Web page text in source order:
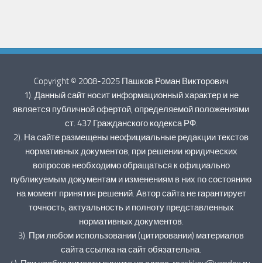
Copyright © 2008-2025 Пашков Роман Викторович
1). Данный сайт носит информационный характер и не
является публичной офертой, определяемой положениями
ст. 437 Гражданского кодекса РФ.
2). На сайте размещены неофициальные редакции текстов
нормативных документов, при решении юридических
вопросов необходимо обращаться к официально
публикуемым документам и изменениям в них по состоянию
на момент принятия решений. Автор сайта не гарантирует
точность, актуальность и полноту представленных
нормативных документов.
3). При любом использовании (цитировании) материалов
сайта ссылка на сайт обязательна.